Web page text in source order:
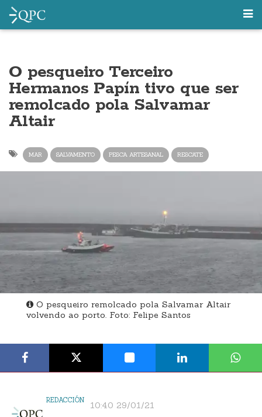
O pesqueiro Terceiro
Hermanos Papín tivo que ser
remolcado pola Salvamar
Altair
MAR SALVAMENTO PESCA ARTESANAL RESCATE
O pesqueiro remolcado pola Salvamar Altair
volvendo ao porto. Foto: Felipe Santos
REDACCIÓN 10:40 29/01/21